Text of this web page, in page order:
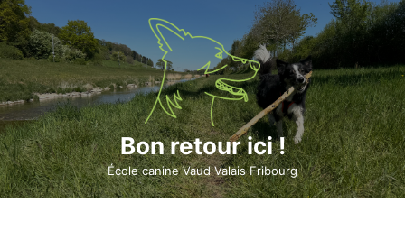
Bon retour ici !
École canine Vaud Valais Fribourg